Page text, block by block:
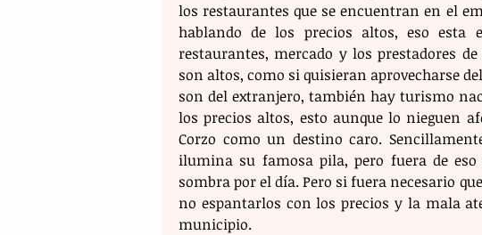
los restaurantes que se encuentran en el
hablando de los precios altos, eso esta
restaurantes, mercado y los prestadores
son altos, como si quisieran aprovecharse
son del extranjero, también hay turismo
los precios altos, esto aunque lo nieguen
Corzo como un destino caro.
ilumina su famosa pila, pero fuera de
sombra por el día. Pero si fuera necesario
no espantarlos con los precios y la mala
municipio.